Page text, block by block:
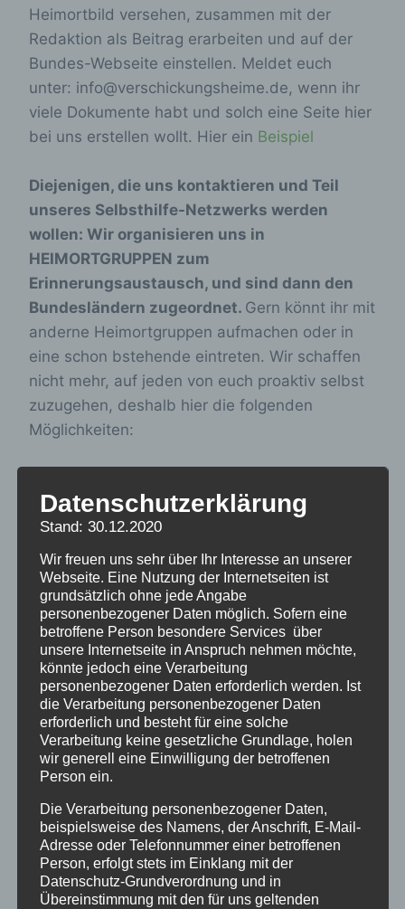
Heimortbild versehen, zusammen mit der
Redaktion als Beitrag erarbeiten und auf der
Bundes-Webseite einstellen. Meldet euch
unter: info@verschickungsheime.de, wenn ihr
viele Dokumente habt und solch eine Seite hier
bei uns erstellen wollt. Hier ein Beispiel
Diejenigen, die uns kontaktieren und Teil
unseres Selbsthilfe-Netzwerks werden
wollen: Wir organisieren uns in
HEIMORTGRUPPEN zum
Erinnerungsaustausch, und sind dann den
Bundesländern zugeordnet. Gern könnt ihr mit
anderne Heimortgruppen aufmachen oder in
eine schon bstehende eintreten. Wir schaffen
nicht mehr, auf jeden von euch proaktiv selbst
zuzugehen, deshalb hier die folgenden
Möglichkeiten:
ob eurer Heim schon Ansprechpartner hat,
wenn nicht, meldet euch bei
vorstandsmitglied-fuer-
vernetzung@verschickungsheime.de, und
werdet vielleicht selbst Ansprechpartner
eures eigenen Heimes, so findet ihr am
schnellsten andere aus eurem Heim.
Mit der Bundeskoordination Kontakt
aufnehmen,um gezielt einem anderen
Betroffenen bei ZEUGNIS ABLEGEN einen
Brief per Mail zu schicken, der nicht
öffentlich sichtbar sein soll, unter: Buko-
orga-st@verschickungsheime.de
InsForum gehen, dort auch euren Bericht
reinstellen und dort mit anderen selbst
Kontakt aufnehmen
Datenschutzerklärung
Stand: 30.12.2020
Wir freuen uns sehr über Ihr Interesse an unserer
Webseite. Eine Nutzung der Internetseiten ist
grundsätzlich ohne jede Angabe
personenbezogener Daten möglich. Sofern eine
betroffene Person besondere Services über
unsere Internetseite in Anspruch nehmen möchte,
könnte jedoch eine Verarbeitung
personenbezogener Daten erforderlich werden. Ist
die Verarbeitung personenbezogener Daten
erforderlich und besteht für eine solche
Verarbeitung keine gesetzliche Grundlage, holen
wir generell eine Einwilligung der betroffenen
Person ein.
Die Verarbeitung personenbezogener Daten,
beispielsweise des Namens, der Anschrift, E-Mail-
Adresse oder Telefonnummer einer betroffenen
Person, erfolgt stets im Einklang mit der
Datenschutz-Grundverordnung und in
Übereinstimmung mit den für uns geltenden